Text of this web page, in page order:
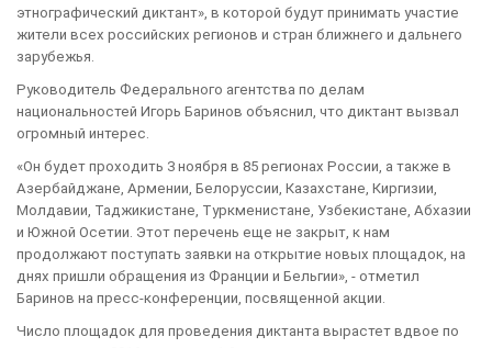
этнографический диктант», в которой будут принимать участие
жители всех российских регионов и стран ближнего и дальнего
зарубежья.
Руководитель Федерального агентства по делам
национальностей Игорь Баринов объяснил, что диктант вызвал
огромный интерес.
«Он будет проходить 3 ноября в 85 регионах России, а также в
Азербайджане, Армении, Белоруссии, Казахстане, Киргизии,
Молдавии, Таджикистане, Туркменистане, Узбекистане, Абхазии
и Южной Осетии. Этот перечень еще не закрыт, к нам
продолжают поступать заявки на открытие новых площадок, на
днях пришли обращения из Франции и Бельгии», - отметил
Баринов на пресс-конференции, посвященной акции.
Число площадок для проведения диктанта вырастет вдвое по